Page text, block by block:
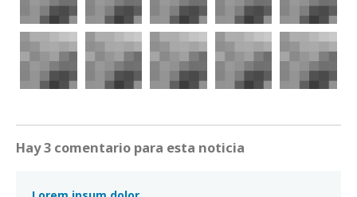
Hay 3 comentario para esta noticia